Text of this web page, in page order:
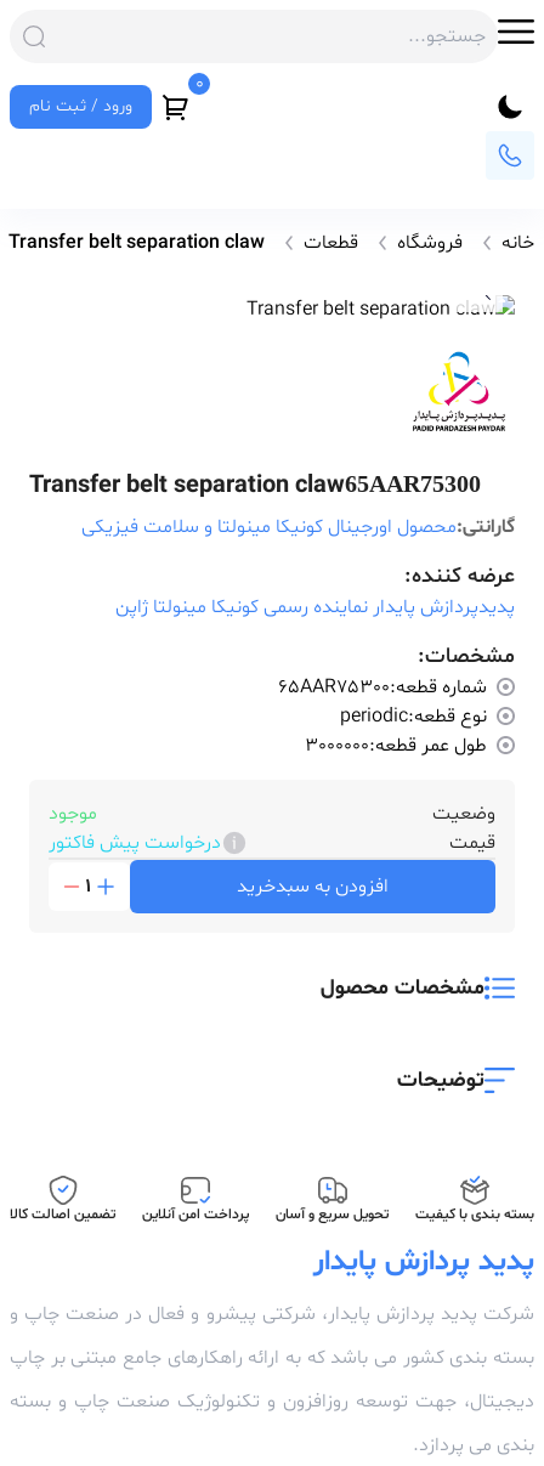
0
ورود / ثبت نام
خانه فروشگاه قطعات Transfer belt separation claw
Transfer belt separation claw65AAR75300
گارانتی:محصول اورجینال کونیکا مینولتا و سلامت فیزیکی
عرضه کننده:
پدیدپردازش پایدار نماینده رسمی کونیکا مینولتا ژاپن
مشخصات:
شماره قطعه:65AAR75300
نوع قطعه:periodic
طول عمر قطعه:3000000
وضعیت
موجود
قیمت
درخواست پیش فاکتور
افزودن به سبدخرید
1
مشخصات محصول
توضیحات
بسته بندی با کیفیت تحویل سریع و آسان پرداخت امن آنلاین تضمین اصالت کالا
پدید پردازش پایدار
شرکت پدید پردازش پایدار، شرکتی پیشرو و فعال در صنعت چاپ و
بسته بندی کشور می باشد که به ارائه راهکارهای جامع مبتنی بر چاپ
دیجیتال، جهت توسعه روزافزون و تکنولوژیک صنعت چاپ و بسته
بندی می پردازد.